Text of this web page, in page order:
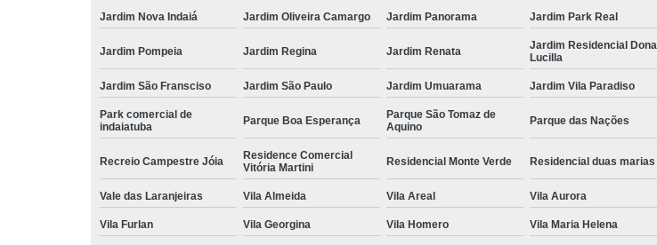
Jardim Nova Indaiá Jardim Oliveira Camargo Jardim Panorama Jardim Park Real
Jardim Pompeia Jardim Regina Jardim Renata
Jardim Residencial Dona
Lucilla
Jardim São Fransciso Jardim São Paulo Jardim Umuarama Jardim Vila Paradiso
Park comercial de
indaiatuba
Parque Boa Esperança
Parque São Tomaz de
Aquino
Parque das Nações
Recreio Campestre Jóia
Residence Comercial
Vitória Martini
Residencial Monte Verde Residencial duas marias
Vale das Laranjeiras Vila Almeida Vila Areal Vila Aurora
Vila Furlan Vila Georgina Vila Homero Vila Maria Helena